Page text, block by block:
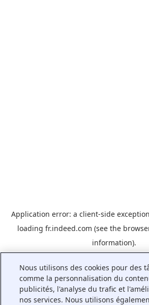
Application error: a client-side
loading fr.indeed.com (see the
information).
Nous utilisons des cookies pour des
comme la personnalisation du
publicités, l'analyse du trafic et
nos services. Nous utilisons